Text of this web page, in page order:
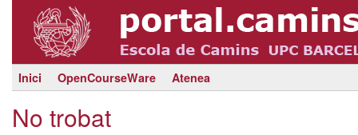
Inici OpenCourseWare Atenea
No trobat